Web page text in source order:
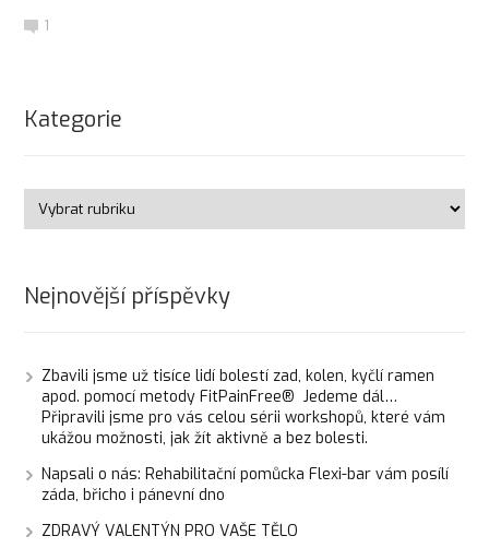
1
Kategorie
Nejnovější příspěvky
Zbavili jsme už tisíce lidí bolestí zad, kolen, kyčlí ramen
apod. pomocí metody FitPainFree® Jedeme dál…
Připravili jsme pro vás celou sérii workshopů, které vám
ukážou možnosti, jak žít aktivně a bez bolesti.
Napsali o nás: Rehabilitační pomůcka Flexi-bar vám posílí
záda, břicho i pánevní dno
ZDRAVÝ VALENTÝN PRO VAŠE TĚLO